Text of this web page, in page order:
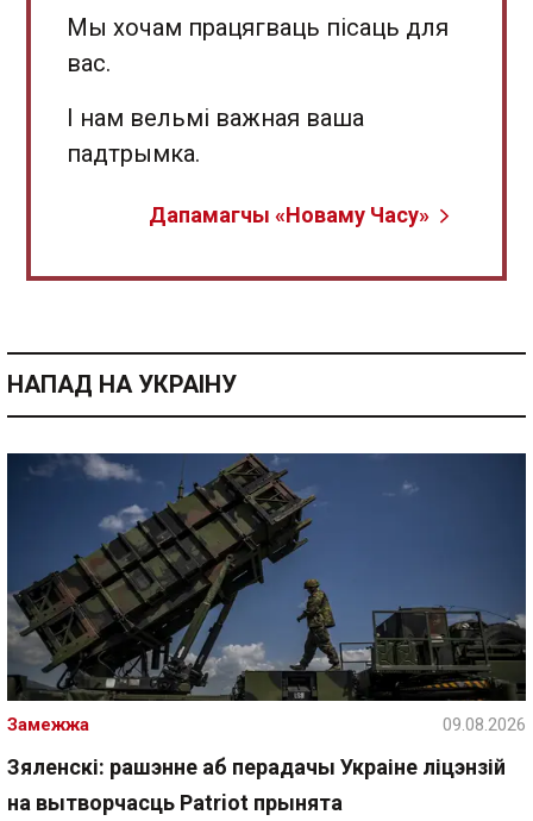
Мы хочам працягваць пісаць для
вас.
І нам вельмі важная ваша
падтрымка.
Дапамагчы «Новаму Часу»
НАПАД НА УКРАІНУ
Зяленскі: рашэнне аб перадачы Украіне ліцэнзій
на вытворчасць Patriot прынята
Замежжа 09.08.2026